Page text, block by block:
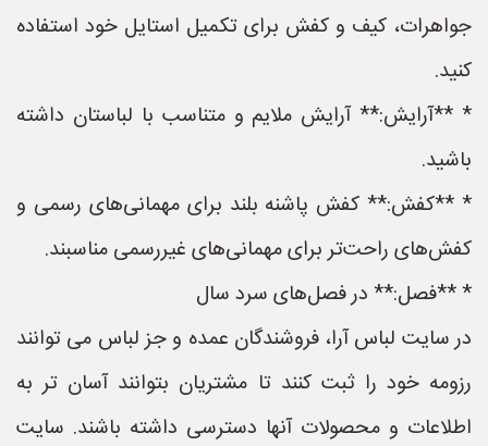
جواهرات، کیف و کفش برای تکمیل استایل خود استفاده
کنید.
* **آرایش:** آرایش ملایم و متناسب با لباستان داشته
باشید.
* **کفش:** کفش پاشنه بلند برای مهمانی‌های رسمی و
کفش‌های راحت‌تر برای مهمانی‌های غیررسمی مناسبند.
* **فصل:** در فصل‌های سرد سال
در سایت لباس آرا، فروشندگان عمده و جز لباس می توانند
رزومه خود را ثبت کنند تا مشتریان بتوانند آسان تر به
اطلاعات و محصولات آنها دسترسی داشته باشند. سایت